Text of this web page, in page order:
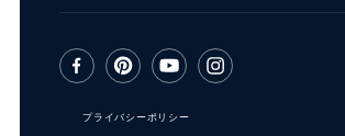
プライバシーポリシー